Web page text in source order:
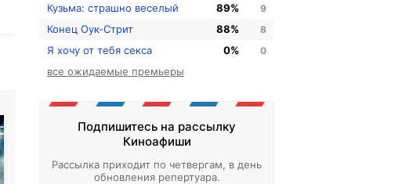
Кузьма: страшно веселый 89% 9
Конец Оук-Стрит 88% 8
Я хочу от тебя секса 0% 0
все ожидаемые премьеры
Подпишитесь на рассылку
Киноафиши
Рассылка приходит по четвергам, в день
обновления репертуара.